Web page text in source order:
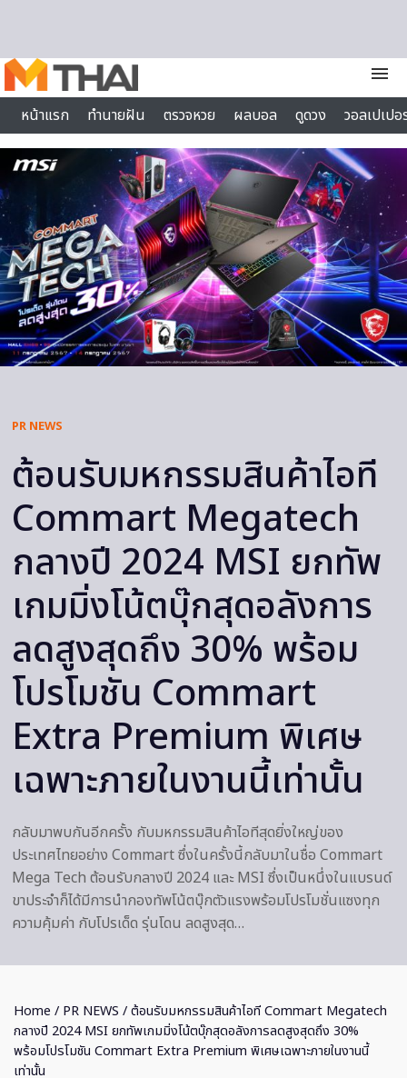
menu
หน้าแรก
ทำนายฝัน ตรวจหวย ผลบอล ดูดวง
วอลเปเป
ไลฟ์สไตล์
PR NEWS
ต้อนรับมหกรรมสินค้าไอที
Commart Megatech
กลางปี 2024 MSI ยกทัพ
เกมมิ่งโน้ตบุ๊กสุดอลังการ
ลดสูงสุดถึง 30% พร้อม
โปรโมชัน Commart
Extra Premium พิเศษ
เฉพาะภายในงานนี้เท่านั้น
กลับมาพบกันอีกครั้ง กับมหกรรมสินค้าไอทีสุดยิ่งใหญ่ของ
ประเทศไทยอย่าง Commart ซึ่งในครั้งนี้กลับมาในชื่อ Commart
Mega Tech ต้อนรับกลางปี 2024 และ MSI ซึ่งเป็นหนึ่งในแบรนด์
ขาประจำก็ได้มีการนำกองทัพโน้ตบุ๊กตัวแรงพร้อมโปรโมชั่นแซงทุก
ความคุ้มค่า กับโปรเด็ด รุ่นโดน ลดสูงสุด…
Home / PR NEWS / ต้อนรับมหกรรมสินค้าไอที Commart Megatech
กลางปี 2024 MSI ยกทัพเกมมิ่งโน้ตบุ๊กสุดอลังการลดสูงสุดถึง 30%
พร้อมโปรโมชัน Commart Extra Premium พิเศษเฉพาะภายในงานนี้
เท่านั้น